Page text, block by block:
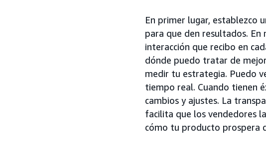
En primer lugar, establezco
para que den resultados. En
interacción que recibo en
dónde puedo tratar de
medir tu estrategia. Puedo
tiempo real. Cuando tienen
cambios y ajustes. La
facilita que los vendedores
cómo tu producto prospera